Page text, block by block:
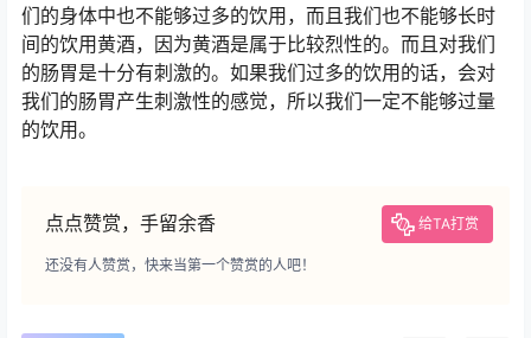
们的身体中也不能够过多的饮用，而且我们也不能够长时
间的饮用黄酒，因为黄酒是属于比较烈性的。而且对我们
的肠胃是十分有刺激的。如果我们过多的饮用的话，会对
我们的肠胃产生刺激性的感觉，所以我们一定不能够过量
的饮用。
点点赞赏，手留余香 给TA打赏
还没有人赞赏，快来当第一个赞赏的人吧！